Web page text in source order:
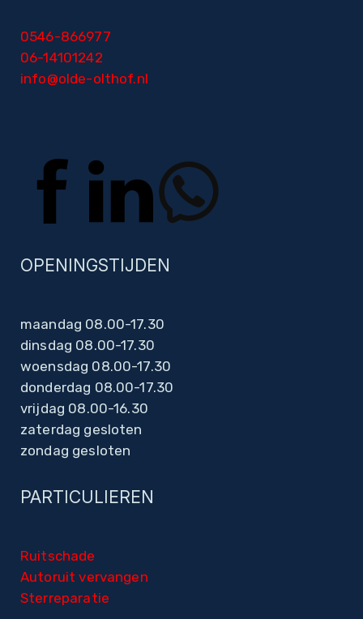
0546-866977
06-14101242
info@olde-olthof.nl
OPENINGSTIJDEN
maandag 08.00-17.30
dinsdag 08.00-17.30
woensdag 08.00-17.30
donderdag 08.00-17.30
vrijdag 08.00-16.30
zaterdag gesloten
zondag gesloten
PARTICULIEREN
Ruitschade
Autoruit vervangen
Sterreparatie